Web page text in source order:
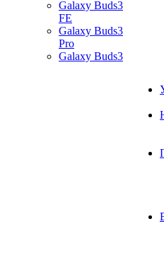
Galaxy Buds3
FE
Galaxy Buds3
Pro
Galaxy Buds3